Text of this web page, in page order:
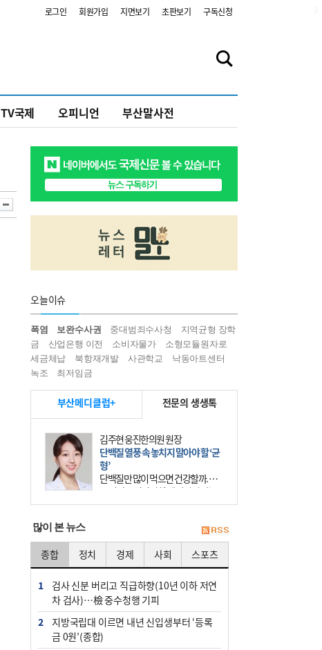
로그인 회원가입 지면보기 초판보기 구독신청
TV국제 오피니언 부산말사전
오늘이슈
폭염 보완수사권 중대범죄수사청
지역균형 장학
금
산업은행 이전 소비자물가
소형모듈원자로
세금체납
북항재개발 사관학교
낙동아트센터
녹조
최저임금
부산메디클럽+ 전문의 생생톡
김주현 웅진한의원 원장
단백질 열풍 속 놓치지 말아야 할 ‘균
형’
단백질만 많이 먹으면 건강할까. 요
즘 건강을 이야기할 때 빠지지 않는
키워드가 단백질이다. 헬스장을 다니
많이 본 뉴스
종합 정치 경제 사회 스포츠
1
검사 신분 버리고 직급하향(10년 이하 저연
차 검사)…檢 중수청행 기피
2
지방국립대 이르면 내년 신입생부터 ‘등록
금 0원’(종합)